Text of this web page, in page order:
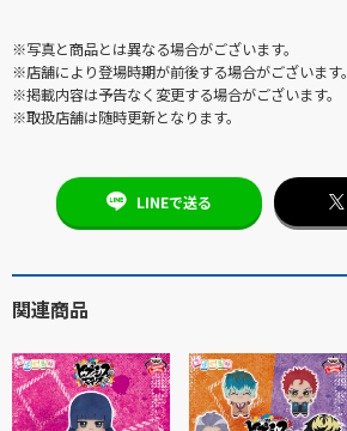
※写真と商品とは異なる場合がございます。
※店舗により登場時期が前後する場合がございます。
※掲載内容は予告なく変更する場合がございます。
※取扱店舗は随時更新となります。
LINEで送る
関連商品